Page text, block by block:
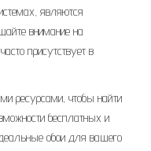
являются
внимание на
присутствует в
ресурсами, чтобы найти
бесплатных и
обои для вашего